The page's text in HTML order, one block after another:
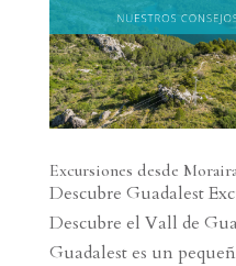
Excursiones desde
Descubre Guadalest
Descubre el Vall de
Guadalest es un